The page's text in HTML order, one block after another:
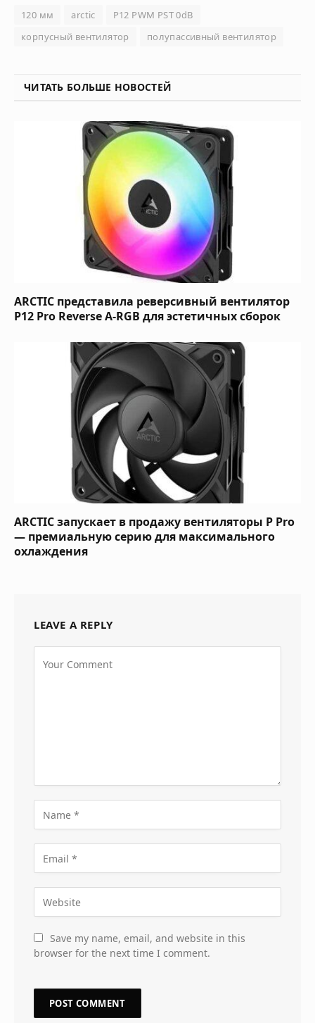
120 мм arctic
P12 PWM PST 0dB
корпусный вентилятор
полупассивный вентилятор
ЧИТАТЬ БОЛЬШЕ НОВОСТЕЙ
ARCTIC представила реверсивный вентилятор
P12 Pro Reverse A-RGB для эстетичных сборок
ARCTIC запускает в продажу вентиляторы P Pro
— премиальную серию для максимального
охлаждения
LEAVE A REPLY
Save my name, email, and website in this
browser for the next time I comment.